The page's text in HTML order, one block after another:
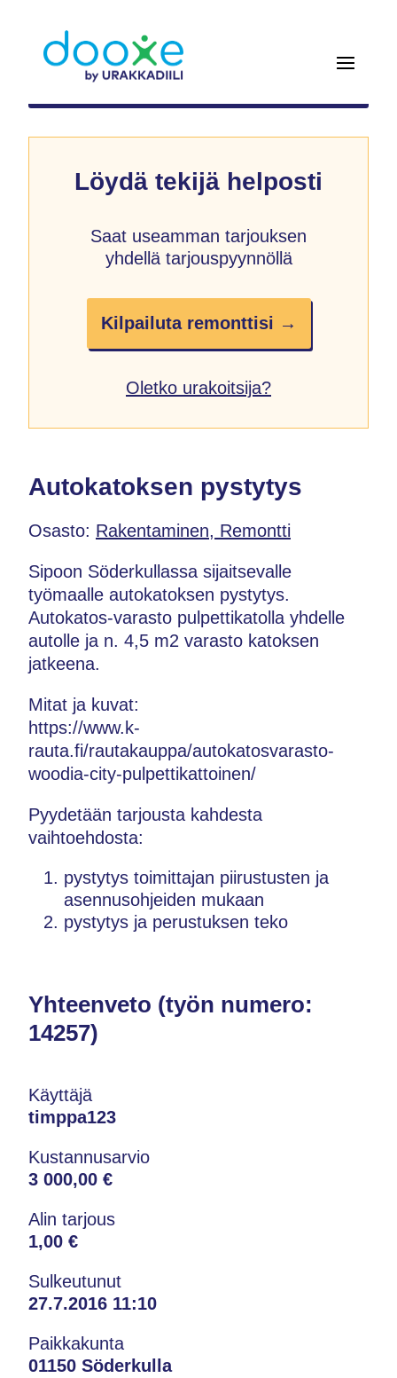
Löydä tekijä helposti
Saat useamman tarjouksen
yhdellä tarjouspyynnöllä
Kilpailuta remonttisi →
Oletko urakoitsija?
Autokatoksen pystytys
Osasto: Rakentaminen, Remontti
Sipoon Söderkullassa sijaitsevalle
työmaalle autokatoksen pystytys.
Autokatos-varasto pulpettikatolla yhdelle
autolle ja n. 4,5 m2 varasto katoksen
jatkeena.
Mitat ja kuvat:
https://www.k-
rauta.fi/rautakauppa/autokatosvarasto-
woodia-city-pulpettikattoinen/
Pyydetään tarjousta kahdesta
vaihtoehdosta:
pystytys toimittajan piirustusten ja
asennusohjeiden mukaan
pystytys ja perustuksen teko
Yhteenveto (työn numero:
14257)
Käyttäjä
timppa123
Kustannusarvio
3 000,00 €
Alin tarjous
1,00 €
Sulkeutunut
27.7.2016 11:10
Paikkakunta
01150 Söderkulla